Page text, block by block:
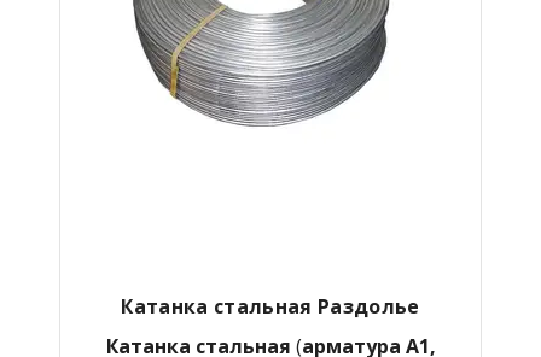
Катанка стальная Раздолье
Катанка стальная (арматура А1,